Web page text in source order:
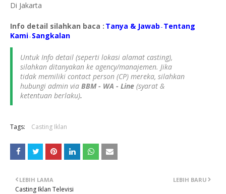
Di Jakarta
Info detail silahkan baca : Tanya & Jawab - Tentang
Kami - Sangkalan
Untuk Info detail (seperti lokasi alamat casting),
silahkan ditanyakan ke agency/manajemen. Jika
tidak memiliki contact person (CP) mereka, silahkan
hubungi admin via BBM - WA - Line (syarat &
ketentuan berlaku).
Tags: Casting Iklan
LEBIH BARU
LEBIH LAMA
Casting Iklan Televisi